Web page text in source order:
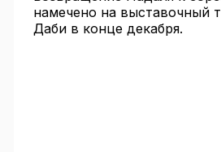
намечено на выставочный
Даби в конце декабря.